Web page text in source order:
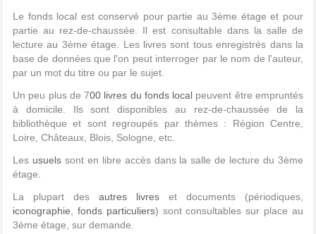
Le fonds local est conservé pour partie au 3ème étage et pour
partie au rez-de-chaussée. Il est consultable dans la salle de
lecture au 3ème étage. Les livres sont tous enregistrés dans la
base de données que l'on peut interroger par le nom de l'auteur,
par un mot du titre ou par le sujet.
Un peu plus de 700 livres du fonds local peuvent être empruntés
à domicile. Ils sont disponibles au rez-de-chaussée de la
bibliothèque et sont regroupés par thèmes : Région Centre,
Loire, Châteaux, Blois, Sologne, etc.
Les usuels sont en libre accès dans la salle de lecture du 3ème
étage.
La plupart des autres livres et documents (périodiques,
iconographie
fonds particuliers) sont consultables sur place au
3ème étage, sur demande.